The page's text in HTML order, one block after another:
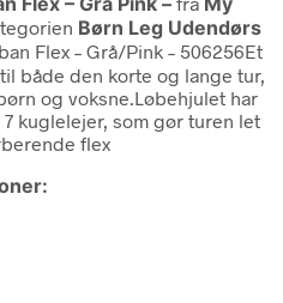
Børn Leg Udendørs
Flex – Grå/Pink – 506256Et
både den korte og lange tur,
og voksne.Løbehjulet har
kuglelejer, som gør turen let
flex